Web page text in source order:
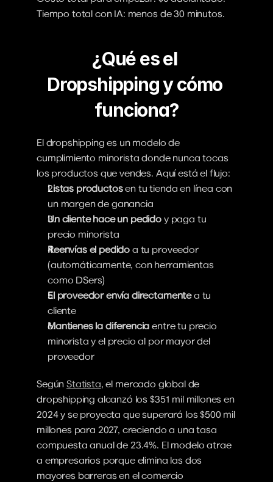
Tiempo total con IA: menos de 30 minutos.
¿Qué es el
Dropshipping y cómo
funciona?
El dropshipping es un modelo de
cumplimiento minorista donde nunca tocas
los productos que vendes. Aquí está el flujo:
Listas productos en tu tienda en línea con
un margen de ganancia
Un cliente hace un pedido y paga tu
precio minorista
Reenvías el pedido a tu proveedor
(automáticamente, con herramientas
como DSers)
El proveedor envía directamente a tu
cliente
Mantienes la diferencia entre tu precio
minorista y el precio al por mayor del
proveedor
Según Statista, el mercado global de
dropshipping alcanzó los $351 mil millones en
2024 y se proyecta que superará los $500 mil
millones para 2027, creciendo a una tasa
compuesta anual de 23.4%. El modelo atrae
a empresarios porque elimina las dos
mayores barreras en el comercio